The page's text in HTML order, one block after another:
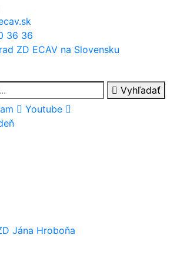
36 36
ZD ECAV na Slovensku
Vyhľadať
Youtube
Jána Hroboňa